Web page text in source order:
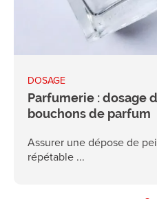
DOSAGE
Parfumerie : dosage
bouchons de parfum
Assurer une dépose de
répétable ...